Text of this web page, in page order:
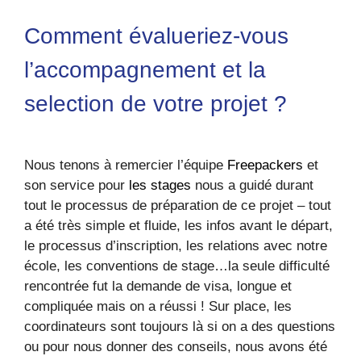
Comment évalueriez-vous
l’accompagnement et la
selection de votre projet ?
Nous tenons à remercier l’équipe Freepackers et
son service pour les stages nous a guidé durant
tout le processus de préparation de ce projet – tout
a été très simple et fluide, les infos avant le départ,
le processus d’inscription, les relations avec notre
école, les conventions de stage…la seule difficulté
rencontrée fut la demande de visa, longue et
compliquée mais on a réussi ! Sur place, les
coordinateurs sont toujours là si on a des questions
ou pour nous donner des conseils, nous avons été